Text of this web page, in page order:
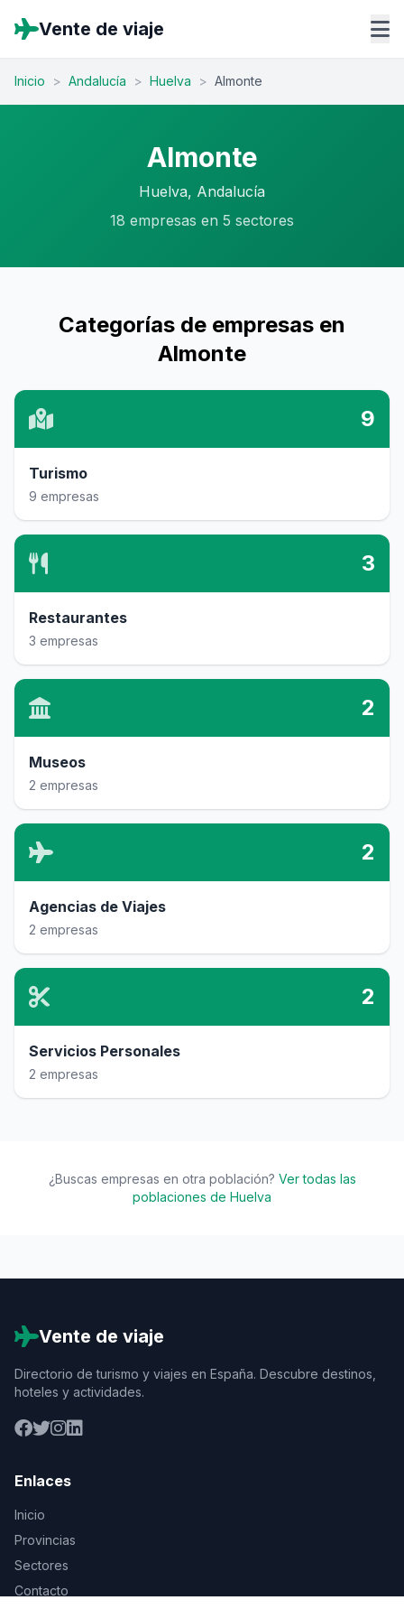
Vente de viaje
Inicio > Andalucía > Huelva > Almonte
Almonte
Huelva, Andalucía
18 empresas en 5 sectores
Categorías de empresas en
Almonte
9
Turismo
9 empresas
3
Restaurantes
3 empresas
2
Museos
2 empresas
2
Agencias de Viajes
2 empresas
2
Servicios Personales
2 empresas
¿Buscas empresas en otra población? Ver todas las
poblaciones de Huelva
Vente de viaje
Directorio de turismo y viajes en España. Descubre destinos,
hoteles y actividades.
Enlaces
Inicio
Provincias
Sectores
Contacto